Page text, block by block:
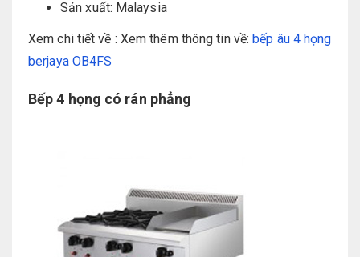
Sản xuất: Malaysia
Xem chi tiết về : Xem thêm thông tin về:bếp âu 4 họng
berjaya OB4FS
Bếp 4 họng có rán phẳng